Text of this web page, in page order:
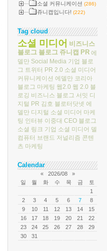
소셜 커뮤니케이션 (286)
쥬니캡입니다! (222)
Tag cloud
소셜 미디어 비즈니스
블로그 블로그 쥬니캡 PR 에
델만 Social Media 기업 블로
그 트위터 PR 2.0 소셜 미디어
커뮤니케이션 에델만 코리아
블로그 마케팅 웹2.0 웹 2.0 블
로깅 비즈니스 블로그 서밋 디
지털 PR 김호 블로터닷넷 에
델만 디지털 소셜 미디어 마케
팅 인터뷰 이중대 CEO 블로그
소셜 링크 기업 소셜 미디어 델
컴퓨터 브랜드 저널리즘 콘텐
츠 마케팅
Calendar
« 2026/08
»
일
월 화 수 목 금
토
1
2
3 4 5 6 7
8
9
10 11 12 13 14
15
16
17 18 19 20 21
22
23
24 25 26 27 28
29
30
31